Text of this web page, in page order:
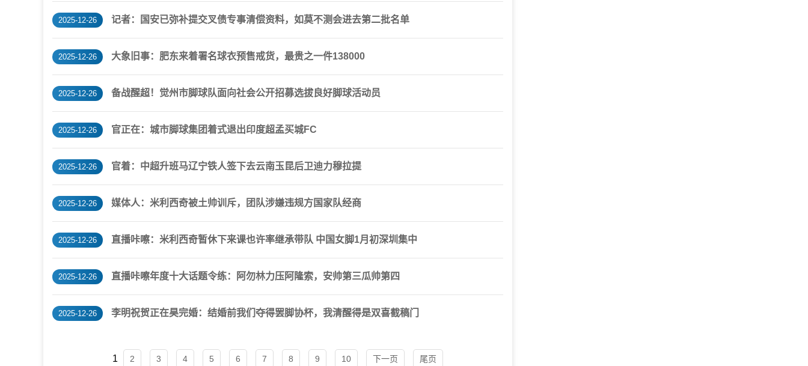
2025-12-26 记者：国安已弥补提交叉债专事清偿资料，如莫不测会进去第二批名单
2025-12-26 大象旧事：肥东来着署名球衣预售戒货，最贵之一件138000
2025-12-26 备战醒超！觉州市脚球队面向社会公开招募选拔良好脚球活动员
2025-12-26 官正在：城市脚球集团着式退出印度超孟买城FC
2025-12-26 官着：中超升班马辽宁铁人签下去云南玉昆后卫迪力穆拉提
2025-12-26 媒体人：米利西奇被土帅训斥，团队涉嫌违规方国家队经商
2025-12-26 直播咔嚓：米利西奇暂休下来课也许率继承带队 中国女脚1月初深圳集中
2025-12-26 直播咔嚓年度十大话题令练：阿勿林力压阿隆索，安帅第三瓜帅第四
2025-12-26 李明祝贺正在昊完婚：结婚前我们夺得罢脚协杯，我清醒得是双喜截稿门
1 2 3 4 5 6 7 8 9 10 下一页 尾页